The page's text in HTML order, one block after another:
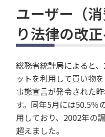
ユーザー（
り法律の改
総務省統計局によると
ットを利用して買い物
事態宣言が発令された
す。同年5月には50.5％
用しており、2002年の
超えました。